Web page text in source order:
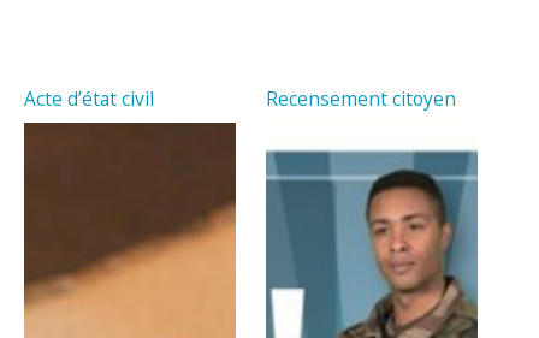
Acte d’état civil Recensement citoyen